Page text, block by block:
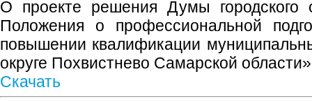
О проекте решения Думы городского
Положения о профессиональной
повышении квалификации
округе Похвистнево Самарской области»
Скачать